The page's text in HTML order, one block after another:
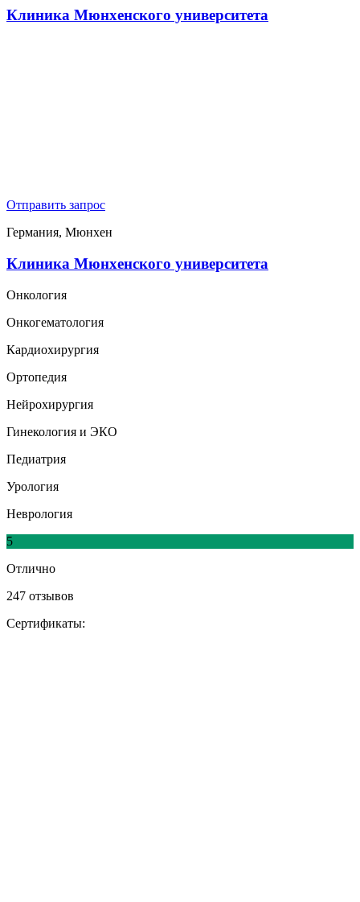
Клиника Мюнхенского университета
Отправить запрос
Германия, Мюнхен
Клиника Мюнхенского университета
Онкология
Онкогематология
Кардиохирургия
Ортопедия
Нейрохирургия
Гинекология и ЭКО
Педиатрия
Урология
Неврология
5
Отлично
247 отзывов
Сертификаты: